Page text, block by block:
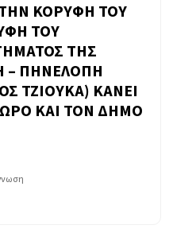
ΚΟΡΥΦΗ ΤΟΥ
ΤΟΥ
ΤΗΣ
– ΠΗΝΕΛΟΠΗ
ΤΖΙΟΥΚΑ) ΚΑΝΕΙ
ΚΑΙ ΤΟΝ ΔΗΜΟ